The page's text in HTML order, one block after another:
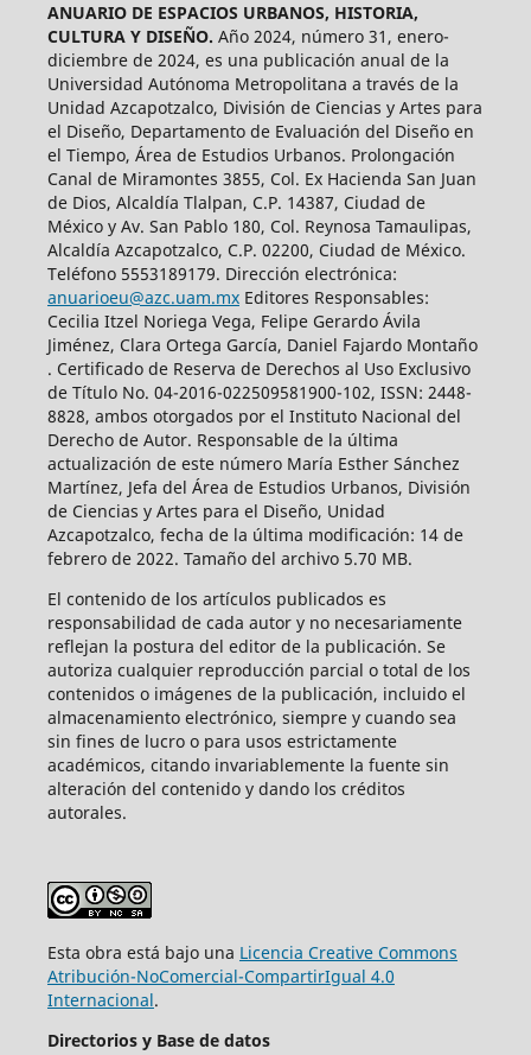
ANUARIO DE ESPACIOS URBANOS, HISTORIA,
CULTURA Y DISEÑO. Año 2024, número 31, enero-
diciembre de 2024, es una publicación anual de la
Universidad Autónoma Metropolitana a través de la
Unidad Azcapotzalco, División de Ciencias y Artes para
el Diseño, Departamento de Evaluación del Diseño en
el Tiempo, Área de Estudios Urbanos. Prolongación
Canal de Miramontes 3855, Col. Ex Hacienda San Juan
de Dios, Alcaldía Tlalpan, C.P. 14387, Ciudad de
México y Av. San Pablo 180, Col. Reynosa Tamaulipas,
Alcaldía Azcapotzalco, C.P. 02200, Ciudad de México.
Teléfono 5553189179. Dirección electrónica:
anuarioeu@azc.uam.mxEditores Responsables:
Cecilia Itzel Noriega Vega, Felipe Gerardo Ávila
Jiménez, Clara Ortega García, Daniel Fajardo Montaño
. Certificado de Reserva de Derechos al Uso Exclusivo
de Título No. 04-2016-022509581900-102, ISSN: 2448-
8828, ambos otorgados por el Instituto Nacional del
Derecho de Autor. Responsable de la última
actualización de este número María Esther Sánchez
Martínez, Jefa del Área de Estudios Urbanos, División
de Ciencias y Artes para el Diseño, Unidad
Azcapotzalco, fecha de la última modificación: 14 de
febrero de 2022. Tamaño del archivo 5.70 MB.
El contenido de los artículos publicados es
responsabilidad de cada autor y no necesariamente
reflejan la postura del editor de la publicación. Se
autoriza cualquier reproducción parcial o total de los
contenidos o imágenes de la publicación, incluido el
almacenamiento electrónico, siempre y cuando sea
sin fines de lucro o para usos estrictamente
académicos, citando invariablemente la fuente sin
alteración del contenido y dando los créditos
autorales.
Esta obra está bajo una Licencia Creative Commons
Atribución-NoComercial-CompartirIgual 4.0
Internacional.
Directorios y Base de datos